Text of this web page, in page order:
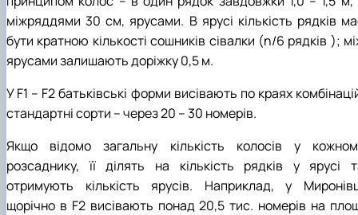
міжряддями 30 см, ярусами. В ярусі кількість рядків
бути кратною кількості сошників сівалки (n/6 рядків );
ярусами залишають доріжку 0,5 м.
У F1 – F2 батьківські форми висівають по краях
стандартні сорти – через 20 – 30 номерів.
Якщо відомо загальну кількість колосів у
розсаднику, її ділять на кількість рядків у ярусі
отримують кількість ярусів. Наприклад, у
щорічно в F2 висівають понад 20,5 тис. номерів на